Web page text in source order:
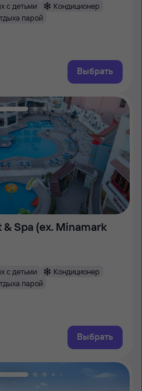
с детьми
Кондиционер
парой
Выбрать
Spa (ex. Minamark
с детьми
Кондиционер
парой
Выбрать